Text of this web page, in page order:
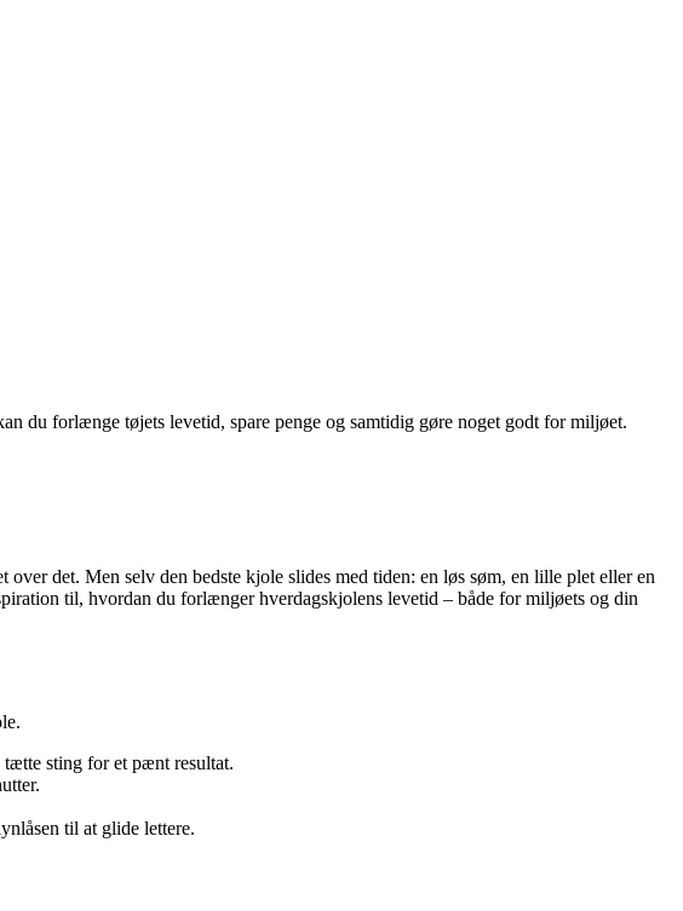
du forlænge tøjets levetid, spare penge og samtidig gøre noget godt for miljøet.
det. Men selv den bedste kjole slides med tiden: en løs søm, en lille plet eller en
til, hvordan du forlænger hverdagskjolens levetid – både for miljøets og din
sting for et pænt resultat.
til at glide lettere.